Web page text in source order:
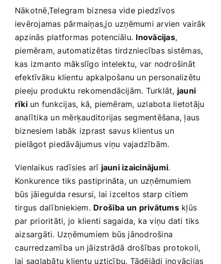
Nākotnē,Telegram biznesa vide ​piedzīvos
ievērojamas pārmaiņas,jo uzņēmumi arvien⁣ vairāk
apzinās platformas potenciālu. Inovācijas,
piemēram,‌ automatizētas tirdzniecības sistēmas,
kas izmanto mākslīgo intelektu, var nodrošināt
efektīvāku klientu apkalpošanu un personalizētu
pieeju​ produktu rekomendācijām. Turklāt, jauni
rīkiun funkcijas, kā, piemēram, uzlabota lietotāju
analītika un mērķauditorijas segmentēšana, ļaus
biznesiem labāk izprast savus klientus un
pielāgot piedāvājumus viņu ⁤vajadzībām.
Vienlaikus radīsies arī jauni izaicinājumi.
Konkurence tiks pastiprināta, un uzņēmumiem
būs jāiegulda resursi, lai izceltos starp citiem​
tirgus dalībniekiem. Drošība un privātumskļūs
par prioritāti, jo klienti sagaida, ka viņu dati tiks
aizsargāti. Uzņēmumiem būs jānodrošina
caurredzamība un jāizstrādā drošības protokoli,⁣
lai saglabātu klientu‌ uzticību. Tādējādi inovācijas‌